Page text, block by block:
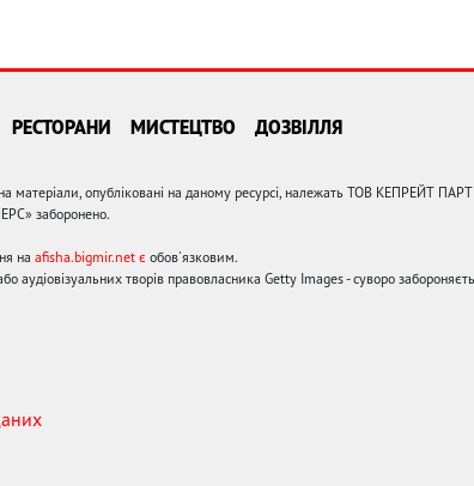
РЕСТОРАНИ МИСТЕЦТВО ДОЗВІЛЛЯ
опубліковані на даному ресурсі, належать ТОВ КЕПРЕЙТ
заборонено.
на afisha.bigmir.net є обов'язковим.
аудіовізуальних творів правовласника Getty Images - суворо